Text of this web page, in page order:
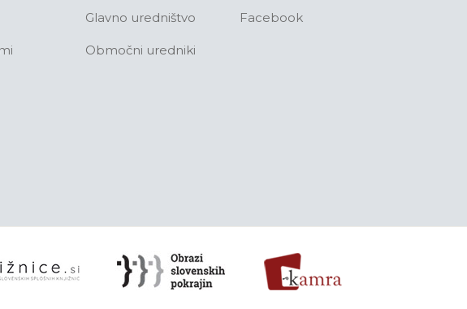
Glavno uredništvo
Območni uredniki
Facebook